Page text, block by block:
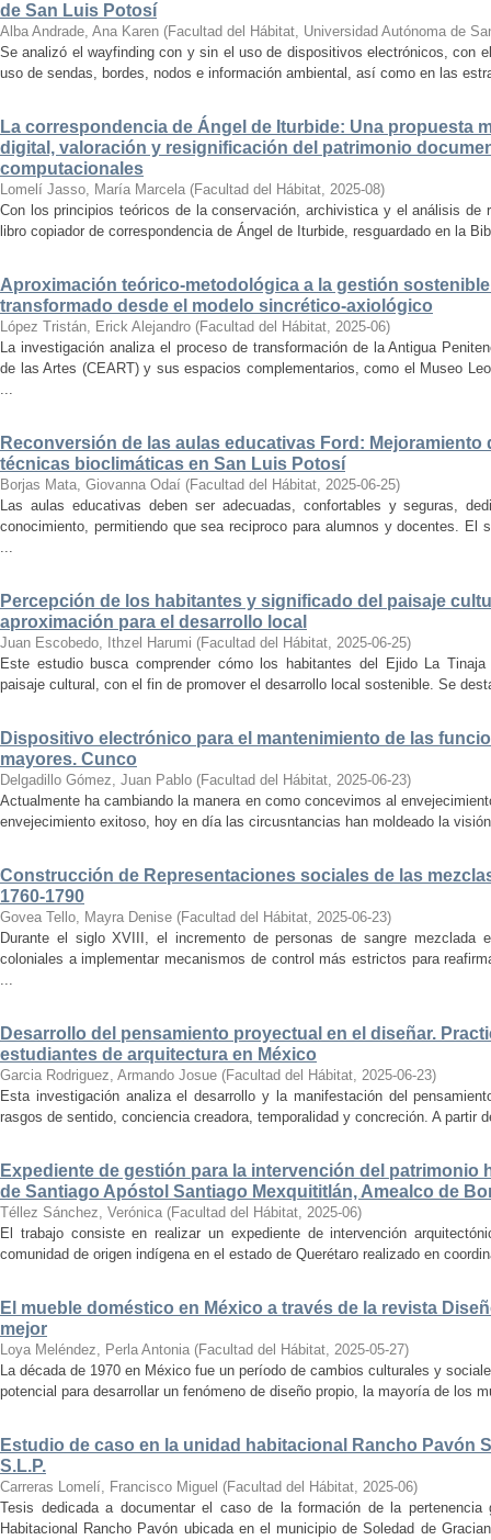
de San Luis Potosí
Alba Andrade, Ana Karen (Facultad del Hábitat, Universidad Autónoma de
Se analizó el wayfinding con y sin el uso de dispositivos electrónicos, con
uso de sendas, bordes, nodos e información ambiental, así como en las
La correspondencia de Ángel de Iturbide: Una propuesta
digital, valoración y resignificación del patrimonio
computacionales
Lomelí Jasso, María Marcela (Facultad del Hábitat, 2025-08)
Con los principios teóricos de la conservación, archivistica y el análisis de
libro copiador de correspondencia de Ángel de Iturbide, resguardado en la
Aproximación teórico-metodológica a la gestión
transformado desde el modelo sincrético-axiológico
López Tristán, Erick Alejandro (Facultad del Hábitat, 2025-06)
La investigación analiza el proceso de transformación de la Antigua
de las Artes (CEART) y sus espacios complementarios, como el Museo
...
Reconversión de las aulas educativas Ford:
técnicas bioclimáticas en San Luis Potosí
Borjas Mata, Giovanna Odaí (Facultad del Hábitat, 2025-06-25)
Las aulas educativas deben ser adecuadas, confortables y seguras,
conocimiento, permitiendo que sea reciproco para alumnos y docentes. El
...
Percepción de los habitantes y significado del paisaje
aproximación para el desarrollo local
Juan Escobedo, Ithzel Harumi (Facultad del Hábitat, 2025-06-25)
Este estudio busca comprender cómo los habitantes del Ejido La
paisaje cultural, con el fin de promover el desarrollo local sostenible. Se
Dispositivo electrónico para el mantenimiento de las
mayores. Cunco
Delgadillo Gómez, Juan Pablo (Facultad del Hábitat, 2025-06-23)
Actualmente ha cambiando la manera en como concevimos al
envejecimiento exitoso, hoy en día las circusntancias han moldeado la
Construcción de Representaciones sociales de las
1760-1790
Govea Tello, Mayra Denise (Facultad del Hábitat, 2025-06-23)
Durante el siglo XVIII, el incremento de personas de sangre
coloniales a implementar mecanismos de control más estrictos para
...
Desarrollo del pensamiento proyectual en el diseñar.
estudiantes de arquitectura en México
Garcia Rodriguez, Armando Josue (Facultad del Hábitat, 2025-06-23)
Esta investigación analiza el desarrollo y la manifestación del
rasgos de sentido, conciencia creadora, temporalidad y concreción. A partir
Expediente de gestión para la intervención del patrimonio
de Santiago Apóstol Santiago Mexquititlán, Amealco de
Téllez Sánchez, Verónica (Facultad del Hábitat, 2025-06)
El trabajo consiste en realizar un expediente de intervención
comunidad de origen indígena en el estado de Querétaro realizado en
El mueble doméstico en México a través de la revista
mejor
Loya Meléndez, Perla Antonia (Facultad del Hábitat, 2025-05-27)
La década de 1970 en México fue un período de cambios culturales y
potencial para desarrollar un fenómeno de diseño propio, la mayoría de los
Estudio de caso en la unidad habitacional Rancho Pavón
S.L.P.
Carreras Lomelí, Francisco Miguel (Facultad del Hábitat, 2025-06)
Tesis dedicada a documentar el caso de la formación de la
Habitacional Rancho Pavón ubicada en el municipio de Soledad de